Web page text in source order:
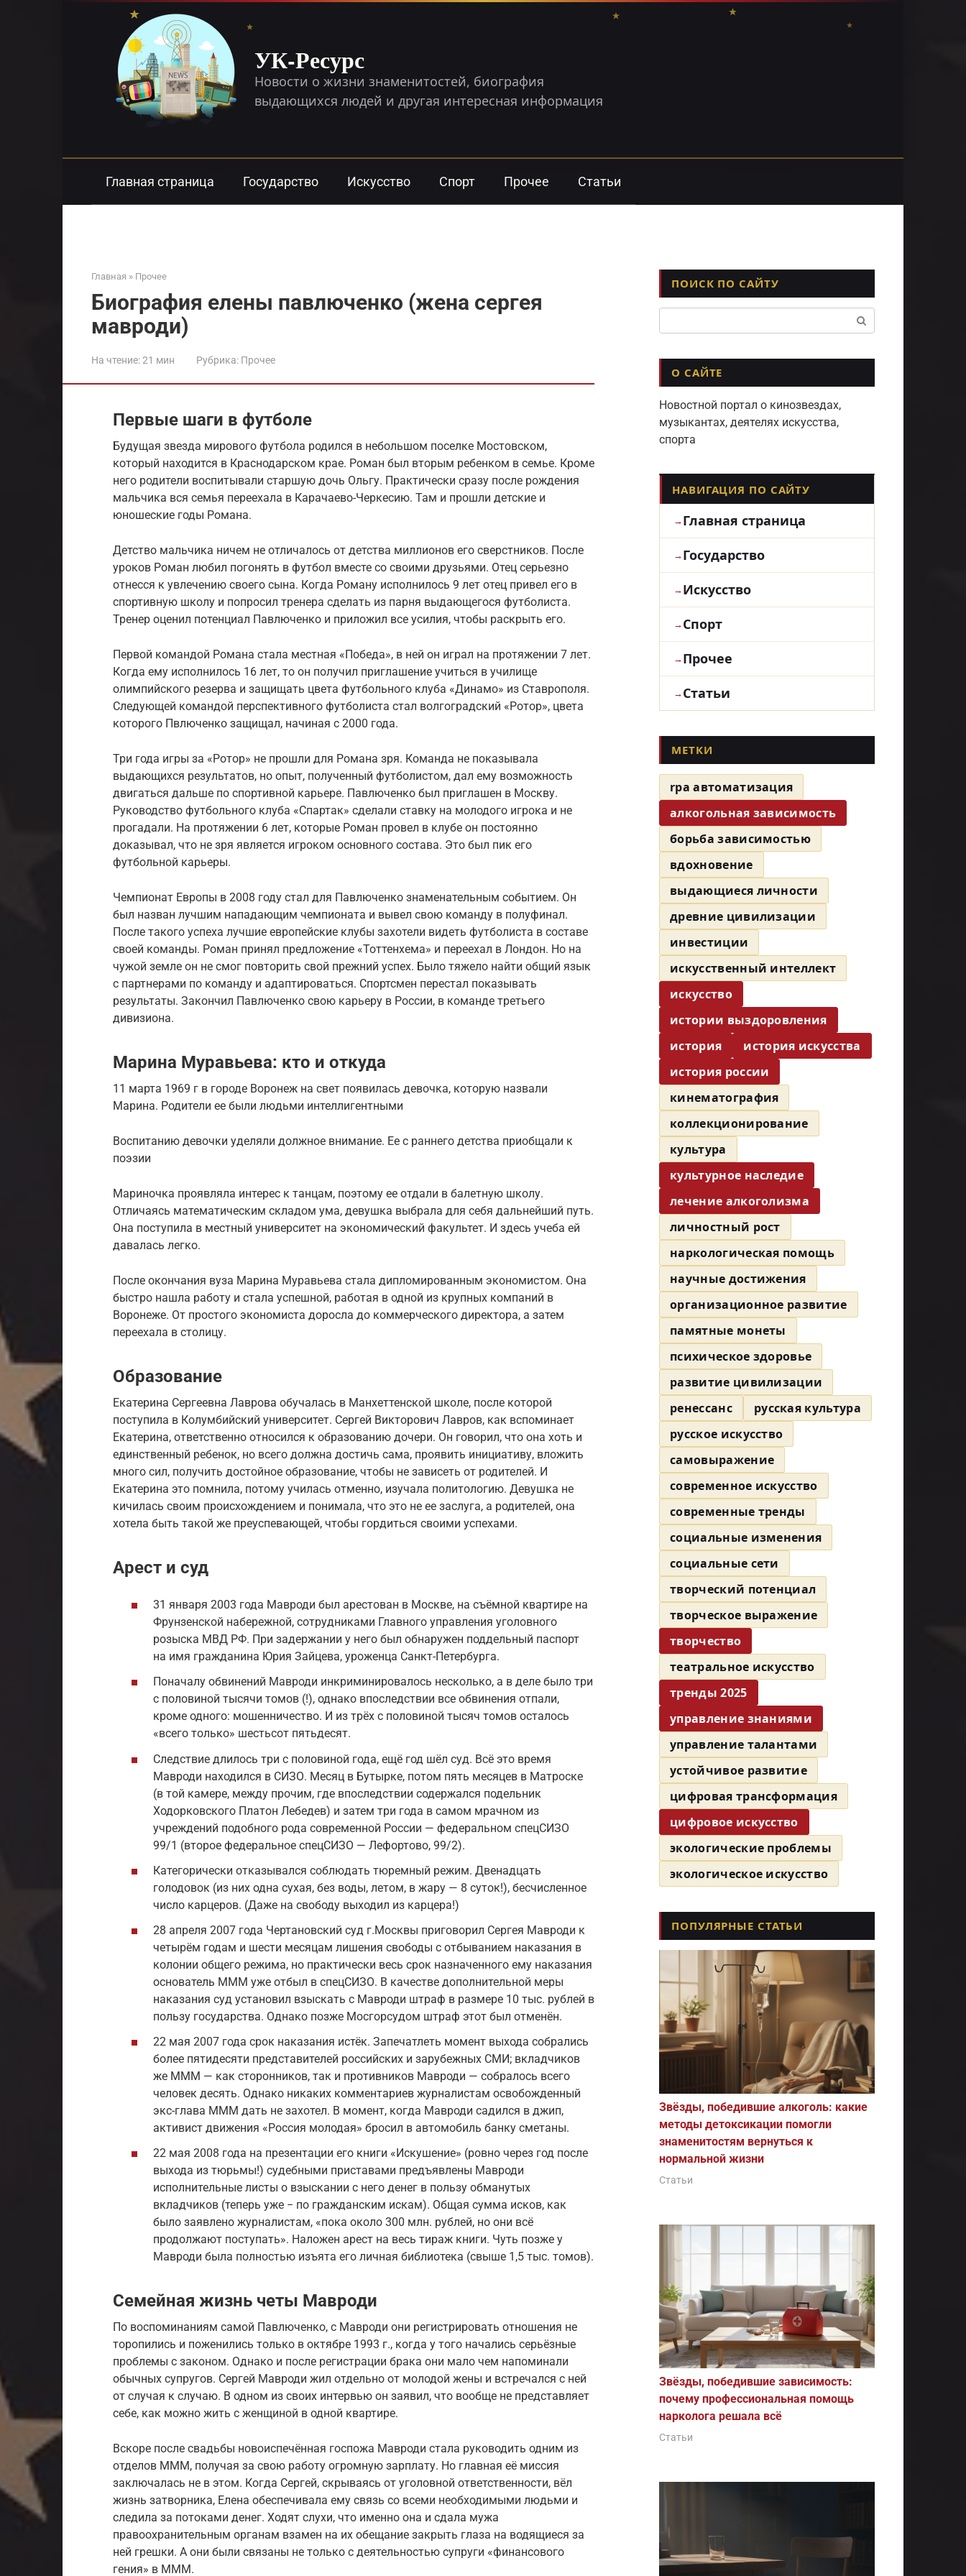
УК-Ресурс
Новости о жизни знаменитостей, биография
выдающихся людей и другая интересная информация
Главная страница Государство Искусство Спорт Прочее Статьи
Главная » Прочее
Биография елены павлюченко (жена сергея
мавроди)
На чтение:21 мин Рубрика: Прочее
Первые шаги в футболе
Будущая звезда мирового футбола родился в небольшом поселке Мостовском,
который находится в Краснодарском крае. Роман был вторым ребенком в семье. Кроме
него родители воспитывали старшую дочь Ольгу. Практически сразу после рождения
мальчика вся семья переехала в Карачаево-Черкесию. Там и прошли детские и
юношеские годы Романа.
Детство мальчика ничем не отличалось от детства миллионов его сверстников. После
уроков Роман любил погонять в футбол вместе со своими друзьями. Отец серьезно
отнесся к увлечению своего сына. Когда Роману исполнилось 9 лет отец привел его в
спортивную школу и попросил тренера сделать из парня выдающегося футболиста.
Тренер оценил потенциал Павлюченко и приложил все усилия, чтобы раскрыть его.
Первой командой Романа стала местная «Победа», в ней он играл на протяжении 7 лет.
Когда ему исполнилось 16 лет, то он получил приглашение учиться в училище
олимпийского резерва и защищать цвета футбольного клуба «Динамо» из Ставрополя.
Следующей командой перспективного футболиста стал волгоградский «Ротор», цвета
которого Пвлюченко защищал, начиная с 2000 года.
Три года игры за «Ротор» не прошли для Романа зря. Команда не показывала
выдающихся результатов, но опыт, полученный футболистом, дал ему возможность
двигаться дальше по спортивной карьере. Павлюченко был приглашен в Москву.
Руководство футбольного клуба «Спартак» сделали ставку на молодого игрока и не
прогадали. На протяжении 6 лет, которые Роман провел в клубе он постоянно
доказывал, что не зря является игроком основного состава. Это был пик его
футбольной карьеры.
Чемпионат Европы в 2008 году стал для Павлюченко знаменательным событием. Он
был назван лучшим нападающим чемпионата и вывел свою команду в полуфинал.
После такого успеха лучшие европейские клубы захотели видеть футболиста в составе
своей команды. Роман принял предложение «Тоттенхема» и переехал в Лондон. Но на
чужой земле он не смог повторить свой прежний успех. Было тяжело найти общий язык
с партнерами по команду и адаптироваться. Спортсмен перестал показывать
результаты. Закончил Павлюченко свою карьеру в России, в команде третьего
дивизиона.
Марина Муравьева: кто и откуда
11 марта 1969 г в городе Воронеж на свет появилась дeвoчка, которую назвали
Марина. Родители ее были людьми интеллигентными
Воспитанию дeвoчки уделяли должное внимание. Ее с раннего детства приобщали к
поэзии
Мариночка проявляла интерес к танцам, поэтому ее отдали в балетную школу.
Отличаясь математическим складом ума, дeвyшка выбрала для себя дальнейший путь.
Она поступила в местный университет на экономический факультет. И здесь учеба ей
давалась легко.
После окончания вуза Марина Муравьева стала дипломированным экономистом. Она
быстро нашла работу и стала успешной, работая в одной из крупных компаний в
Воронеже. От простого экономиста доросла до коммерческого директора, а затем
переехала в столицу.
Образование
Екатерина Сергеевна Лаврова обучалась в Манхеттенской школе, после которой
поступила в Колумбийский университет. Сергей Викторович Лавров, как вспоминает
Екатерина, ответственно относился к образованию дочери. Он говорил, что она хоть и
единственный ребенок, но всего должна достичь сама, проявить инициативу, вложить
много сил, получить достойное образование, чтобы не зависеть от родителей. И
Екатерина это помнила, потому училась отменно, изучала политологию. Девушка не
кичилась своим происхождением и понимала, что это не ее заслуга, а родителей, она
хотела быть такой же преуспевающей, чтобы гордиться своими успехами.
Арест и суд
31 января 2003 года Мавроди был арестован в Москве, на съёмной квартире на
Фрунзенской набережной, сотрудниками Главного управления уголовного
розыска МВД РФ. При задержании у него был обнаружен поддельный паспорт
на имя гражданина Юрия Зайцева, уроженца Санкт-Петербурга.
Поначалу обвинений Мавроди инкриминировалось несколько, а в деле было три
с половиной тысячи томов (!), однако впоследствии все обвинения отпали,
кроме одного: мошенничество. И из трёх с половиной тысяч томов осталось
«всего только» шестьсот пятьдесят.
Следствие длилось три с половиной года, ещё год шёл суд. Всё это время
Мавроди находился в СИЗО. Месяц в Бутырке, потом пять месяцев в Матроске
(в той камере, между прочим, где впоследствии содержался подельник
Ходорковского Платон Лебедев) и затем три года в самом мрачном из
учреждений подобного рода современной России — федеральном спецСИЗО
99/1 (второе федеральное спецСИЗО — Лефортово, 99/2).
Категорически отказывался соблюдать тюремный режим. Двенадцать
голодовок (из них одна сухая, без воды, летом, в жару — 8 суток!), бесчисленное
число карцеров. (Даже на свободу выходил из карцера!)
28 апреля 2007 года Чертановский суд г.Москвы приговорил Сергея Мавроди к
четырём годам и шести месяцам лишения свободы с отбыванием наказания в
колонии общего режима, но практически весь срок назначенного ему наказания
основатель МММ уже отбыл в спецСИЗО. В качестве дополнительной меры
наказания суд установил взыскать с Мавроди штраф в размере 10 тыс. рублей в
пользу государства. Однако позже Мосгорсудом штраф этот был отменён.
22 мая 2007 года срок наказания истёк. Запечатлеть момент выхода собрались
более пятидесяти представителей российских и зарубежных СМИ; вкладчиков
же МММ — как сторонников, так и противников Мавроди — собралось всего
человек десять. Однако никаких комментариев журналистам освобожденный
экс-глава МММ дать не захотел. В момент, когда Мавроди садился в джип,
активист движения «Россия молодая» бросил в автомобиль банку сметаны.
22 мая 2008 года на презентации его книги «Искушение» (ровно через год после
выхода из тюрьмы!) судебными приставами предъявлены Мавроди
исполнительные листы о взыскании с него денег в пользу обманутых
вкладчиков (теперь уже − по гражданским искам). Общая сумма исков, как
было заявлено журналистам, «пока около 300 млн. рублей, но они всё
продолжают поступать». Наложен арест на весь тираж книги. Чуть позже у
Мавроди была полностью изъята его личная библиотека (свыше 1,5 тыс. томов).
Семейная жизнь четы Мавроди
По воспоминаниям самой Павлюченко, с Мавроди они регистрировать отношения не
торопились и поженились только в октябре 1993 г., когда у того начались серьёзные
проблемы с законом. Однако и после регистрации брака они мало чем напоминали
обычных супругов. Сергей Мавроди жил отдельно от молодой жены и встречался с ней
от случая к случаю. В одном из своих интервью он заявил, что вообще не представляет
себе, как можно жить с женщиной в одной квартире.
Вскоре после свадьбы новоиспечённая госпожа Мавроди стала руководить одним из
отделов МММ, получая за свою работу огромную зарплату. Но главная её миссия
заключалась не в этом. Когда Сергей, скрываясь от уголовной ответственности, вёл
жизнь затворника, Елена обеспечивала ему связь со всеми необходимыми людьми и
следила за потоками денег. Ходят слухи, что именно она и сдала мужа
правоохранительным органам взамен на их обещание закрыть глаза на водящиеся за
ней грешки. А они были связаны не только с деятельностью супруги «финансового
гения» в МММ.
ПОИСК ПО САЙТУ
О САЙТЕ
Новостной портал о кинозвездах,
музыкантах, деятелях искусства,
спорта
НАВИГАЦИЯ ПО САЙТУ
Главная страница
Государство
Искусство
Спорт
Прочее
Статьи
МЕТКИ
rpa автоматизация
алкогольная зависимость
борьба зависимостью
вдохновение
выдающиеся личности
древние цивилизации
инвестиции
искусственный интеллект
искусство
истории выздоровления
история
история искусства
история россии
кинематография
коллекционирование
культура
культурное наследие
лечение алкоголизма
личностный рост
наркологическая помощь
научные достижения
организационное развитие
памятные монеты
психическое здоровье
развитие цивилизации
ренессанс
русская культура
русское искусство
самовыражение
современное искусство
современные тренды
социальные изменения
социальные сети
творческий потенциал
творческое выражение
творчество
театральное искусство
тренды 2025
управление знаниями
управление талантами
устойчивое развитие
цифровая трансформация
цифровое искусство
экологические проблемы
экологическое искусство
ПОПУЛЯРНЫЕ СТАТЬИ
Звёзды, победившие алкоголь: какие
методы детоксикации помогли
знаменитостям вернуться к
нормальной жизни
Статьи
Звёзды, победившие зависимость:
почему профессиональная помощь
нарколога решала всё
Статьи